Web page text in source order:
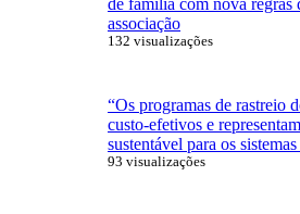
associação
132 visualizações
“Os programas de rastreio
custo-efetivos e
sustentável para os
93 visualizações